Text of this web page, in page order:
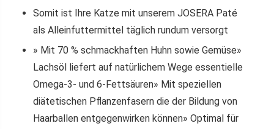
Somit ist Ihre Katze mit unserem JOSERA Paté
als Alleinfuttermittel täglich rundum versorgt
» Mit 70 % schmackhaften Huhn sowie Gemüse»
Lachsöl liefert auf natürlichem Wege essentielle
Omega-3- und 6-Fettsäuren» Mit speziellen
diätetischen Pflanzenfasern die der Bildung von
Haarballen entgegenwirken können» Optimal für